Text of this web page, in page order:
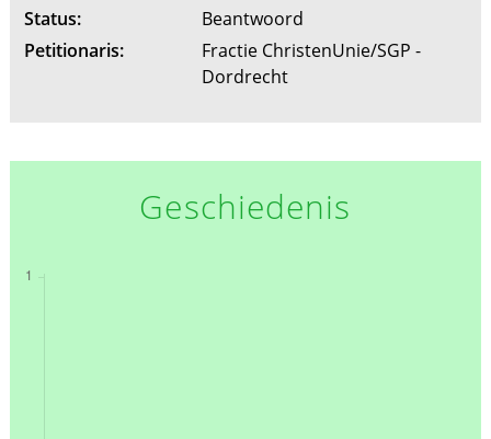
Status:
Beantwoord
Petitionaris:
Fractie ChristenUnie/SGP -
Dordrecht
Geschiedenis